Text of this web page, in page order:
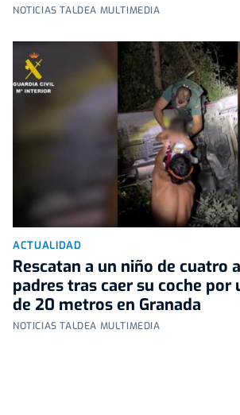
NOTICIAS TALDEA MULTIMEDIA
ACTUALIDAD
Rescatan a un niño de cuatro
padres tras caer su coche por
de 20 metros en Granada
NOTICIAS TALDEA MULTIMEDIA